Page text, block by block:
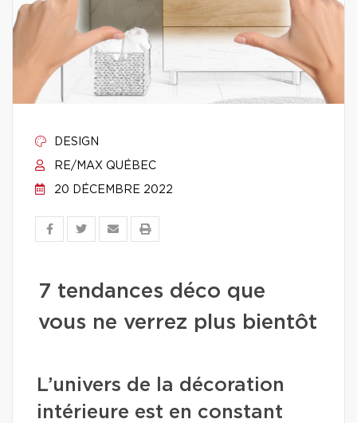
DESIGN
RE/MAX QUÉBEC
20 DÉCEMBRE 2022
7 tendances déco que
vous ne verrez plus bientôt
L’univers de la décoration
intérieure est en constant